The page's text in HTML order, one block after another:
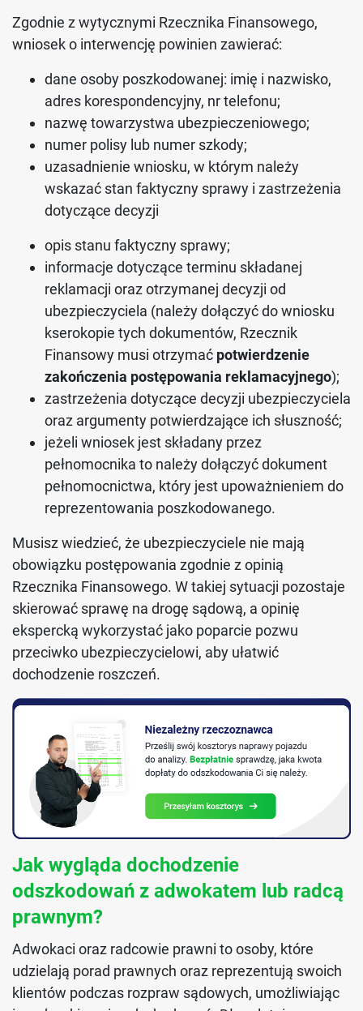
Zgodnie z wytycznymi Rzecznika Finansowego,
wniosek o interwencję powinien zawierać:
dane osoby poszkodowanej: imię i nazwisko,
adres korespondencyjny, nr telefonu;
nazwę towarzystwa ubezpieczeniowego;
numer polisy lub numer szkody;
uzasadnienie wniosku, w którym należy
wskazać stan faktyczny sprawy i zastrzeżenia
dotyczące decyzji
opis stanu faktyczny sprawy;
informacje dotyczące terminu składanej
reklamacji oraz otrzymanej decyzji od
ubezpieczyciela (należy dołączyć do wniosku
kserokopie tych dokumentów, Rzecznik
Finansowy musi otrzymać potwierdzenie
zakończenia postępowania reklamacyjnego);
zastrzeżenia dotyczące decyzji ubezpieczyciela
oraz argumenty potwierdzające ich słuszność;
jeżeli wniosek jest składany przez
pełnomocnika to należy dołączyć dokument
pełnomocnictwa, który jest upoważnieniem do
reprezentowania poszkodowanego.
Musisz wiedzieć, że ubezpieczyciele nie mają
obowiązku postępowania zgodnie z opinią
Rzecznika Finansowego. W takiej sytuacji pozostaje
skierować sprawę na drogę sądową, a opinię
ekspercką wykorzystać jako poparcie pozwu
przeciwko ubezpieczycielowi, aby ułatwić
dochodzenie roszczeń.
Jak wygląda dochodzenie
odszkodowań z adwokatem lub radcą
prawnym?
Adwokaci oraz radcowie prawni to osoby, które
udzielają porad prawnych oraz reprezentują swoich
klientów podczas rozpraw sądowych, umożliwiając